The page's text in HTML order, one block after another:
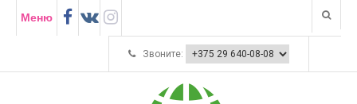
Меню
Звоните: